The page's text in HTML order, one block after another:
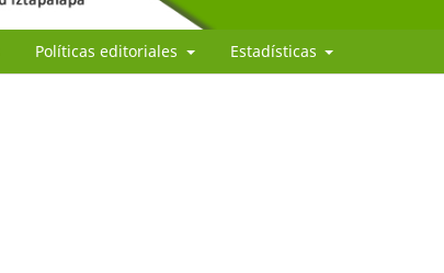
Políticas editoriales Estadísticas